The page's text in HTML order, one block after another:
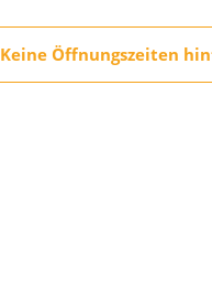
Keine Öffnungszeiten